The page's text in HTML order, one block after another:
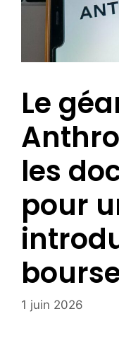
Le
les
pour
1 juin 2026